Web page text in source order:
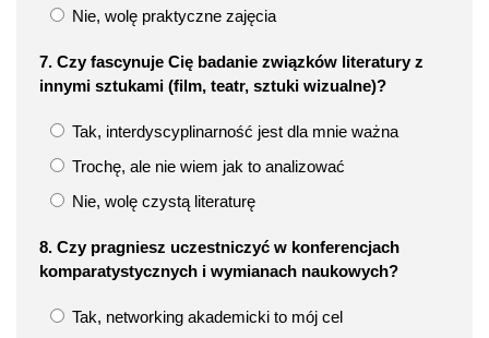
Nie, wolę praktyczne zajęcia
7. Czy fascynuje Cię badanie związków literatury z
innymi sztukami (film, teatr, sztuki wizualne)?
Tak, interdyscyplinarność jest dla mnie ważna
Trochę, ale nie wiem jak to analizować
Nie, wolę czystą literaturę
8. Czy pragniesz uczestniczyć w konferencjach
komparatystycznych i wymianach naukowych?
Tak, networking akademicki to mój cel